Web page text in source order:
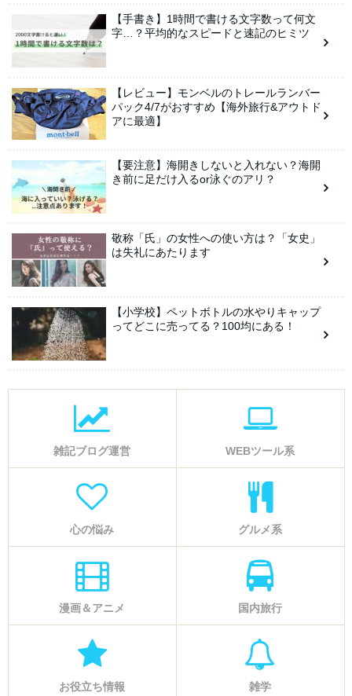
【手書き】1時間で書ける文字数って何文
字…？平均的なスピードと速記のヒミツ
【レビュー】モンベルのトレールランバー
パック4/7がおすすめ【海外旅行&アウトド
アに最適】
【要注意】海開きしないと入れない？海開
き前に足だけ入るor泳ぐのアリ？
敬称「氏」の女性への使い方は？「女史」
は失礼にあたります
【小学校】ペットボトルの水やりキャップ
ってどこに売ってる？100均にある！
雑記ブログ運営 WEBツール系
心の悩み グルメ系
漫画＆アニメ 国内旅行
お役立ち情報 雑学